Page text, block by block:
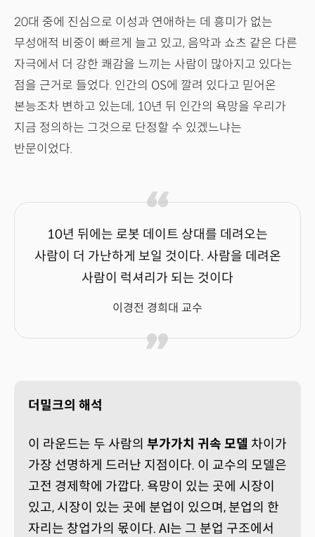
20대 중에 진심으로 이성과 연애하는 데 흥미가 없는
무성애적 비중이 빠르게 늘고 있고, 음악과 쇼츠 같은 다른
자극에서 더 강한 쾌감을 느끼는 사람이 많아지고 있다는
점을 근거로 들었다. 인간의 OS에 깔려 있다고 믿어온
본능조차 변하고 있는데, 10년 뒤 인간의 욕망을 우리가
지금 정의하는 그것으로 단정할 수 있겠느냐는
반문이었다.
10년 뒤에는 로봇 데이트 상대를 데려오는
사람이 더 가난하게 보일 것이다. 사람을 데려온
사람이 럭셔리가 되는 것이다
이경전 경희대 교수
더밀크의 해석
이 라운드는 두 사람의 부가가치 귀속 모델 차이가
가장 선명하게 드러난 지점이다. 이 교수의 모델은
고전 경제학에 가깝다. 욕망이 있는 곳에 시장이
있고, 시장이 있는 곳에 분업이 있으며, 분업의 한
자리는 창업가의 몫이다. AI는 그 분업 구조에서